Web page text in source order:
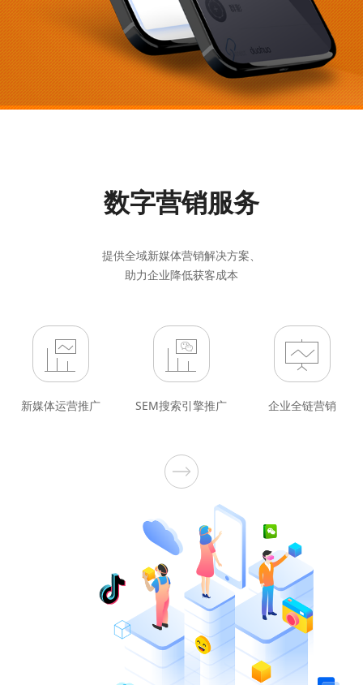
数字营销服务
提供全域新媒体营销解决方案、
助力企业降低获客成本
新媒体运营推广 SEM搜索引擎推广 企业全链营销